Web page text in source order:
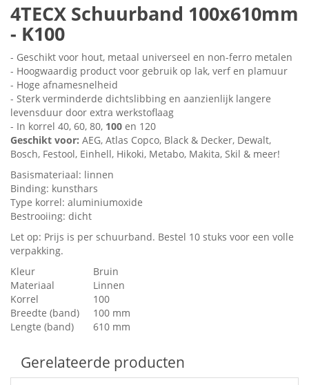
4TECX Schuurband 100x610mm
- K100
- Geschikt voor hout, metaal universeel en non-ferro metalen
- Hoogwaardig product voor gebruik op lak, verf en plamuur
- Hoge afnamesnelheid
- Sterk verminderde dichtslibbing en aanzienlijk langere
levensduur door extra werkstoflaag
- In korrel 40, 60, 80, 100 en 120
Geschikt voor: AEG, Atlas Copco, Black & Decker, Dewalt,
Bosch, Festool, Einhell, Hikoki, Metabo, Makita, Skil & meer!
Basismateriaal: linnen
Binding: kunsthars
Type korrel: aluminiumoxide
Bestrooiing: dicht
Let op: Prijs is per schuurband. Bestel 10 stuks voor een volle
verpakking.
Kleur
Bruin
Materiaal
Linnen
Korrel
100
Breedte (band)
100 mm
Lengte (band)
610 mm
Gerelateerde producten